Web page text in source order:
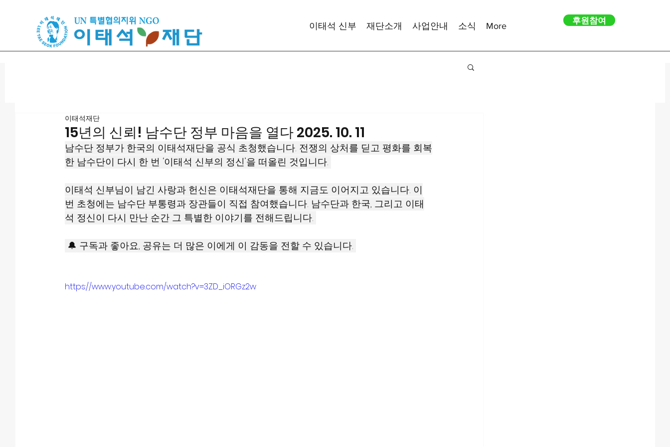
이태석 신부 재단소개 사업안내 소식 More
후원참여
15년의 신뢰! 남수단 정부 마음을 열다 2025. 10. 11
이태석재단
남수단 정부가 한국의 이태석재단을 공식 초청했습니다. 전쟁의 상처를 딛고 평화를 회복
한 남수단이 다시 한 번 ‘이태석 신부의 정신’을 떠올린 것입니다.
이태석 신부님이 남긴 사랑과 헌신은 이태석재단을 통해 지금도 이어지고 있습니다. 이
번 초청에는 남수단 부통령과 장관들이 직접 참여했습니다. 남수단과 한국, 그리고 이태
석 정신이 다시 만난 순간 그 특별한 이야기를 전해드립니다.
🔔 구독과 좋아요, 공유는 더 많은 이에게 이 감동을 전할 수 있습니다.
https://www.youtube.com/watch?v=3ZD_iORGz2w